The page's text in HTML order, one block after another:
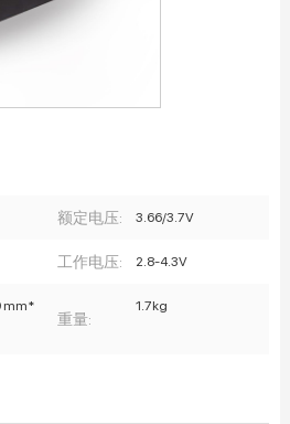
额定电压: 3.66/3.7V
工作电压: 2.8-4.3V
mm*
重量:
1.7kg